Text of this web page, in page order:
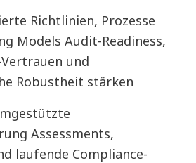
Richtlinien, Prozesse
Models Audit-Readiness,
und
Robustheit stärken
Assessments,
laufende Compliance-